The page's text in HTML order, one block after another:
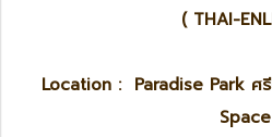
( THAI-
Location : Paradise Park ศ
Space